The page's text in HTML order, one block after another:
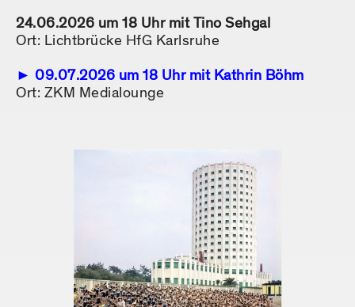
24.06.2026 um 18 Uhr mit Tino Sehgal
Ort: Lichtbrücke HfG Karlsruhe
09.07.2026 um 18 Uhr mit Kathrin Böhm
Ort: ZKM Medialounge